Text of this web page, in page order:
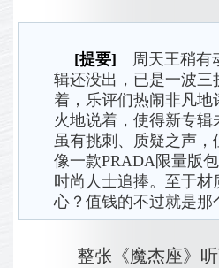
[提要] 周天王稍有
辑还没出，已是一波
着，乐评们热闹非凡
火地说着，使得新专
虽有挑刺、质疑之声
像一款PRADA限量版
时尚人士追捧。至于
心？值钱的不过就是那
整张《魔杰座》听